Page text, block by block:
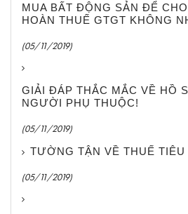
MUA BẤT ĐỘNG SẢN ĐỂ
HOÀN THUẾ GTGT KHÔNG
(05/11/2019)
GIẢI ĐÁP THẮC MẮC VỀ HỒ
NGƯỜI PHỤ THUỘC!
(05/11/2019)
TƯỜNG TẬN VỀ THUẾ
(05/11/2019)